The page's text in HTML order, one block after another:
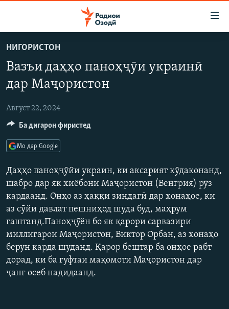
ба
мояи
аслӣ
Ҷаҳиш
ба
Ҷаҳиш
ба
ҷустор
СИЁСАТ
ИҚТИСОД
ҶОМЕА
ҚАЗИЯИ "КРОКУС"
ОСИЁИ МАРКАЗӢ
МЕҲМОНИ ОЗОДӢ
ВАРЗИШ
ГАПИ ОЗОД
РӮЗГОРИ МУҲОҶИР
САЛОМ, ХОҲАР
ТАҲҚИҚОТ
ҶАНГ ДАР УКРАИНА
НАЗАРИ МАРДУМ
БЛОГИСТОН
ОЗОДӢ ОНЛАЙН
ЧАНДРАСОНАӢ
ВИДЕО
НИГОРИСТОН
ГУЗОРИШҲОИ РАДИОӢ
РӮЙХАТҲО
КИТОБҲОИ ОЗОДӢ
Русский
ПАЙГИРӢ КУНЕД
НИГОРИСТОН
Вазъи даҳҳо паноҳҷӯи украинӣ
дар Маҷористон
Август 22, 2024
Даҳҳо паноҳҷӯйи украин, ки аксарият кӯдаконанд,
шабро дар як хиёбони Маҷористон (Венгрия) рӯз
кардаанд. Онҳо аз ҳаққи зиндагӣ дар хонаҳое, ки
аз сӯйи давлат пешниҳод шуда буд, маҳрум
гаштанд.Паноҳҷӯён бо як қарори сарвазири
миллигарои Маҷористон, Виктор Орбан, аз хонаҳо
берун карда шуданд. Қарор бештар ба онҳое рабт
дорад, ки ба гуфтаи мақомоти Маҷористон дар
ҷанг осеб надидаанд.
Ба дигарон фиристед
Мо дар Google